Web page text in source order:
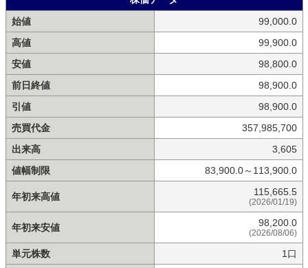
始値
99,000.0
高値
99,900.0
安値
98,800.0
前日終値
98,900.0
引値
98,900.0
売買代金
357,985,700
出来高
3,605
値幅制限
83,900.0～113,900.0
年初来高値 115,665.5
(2026/01/19)
年初来安値 98,200.0
(2026/08/06)
単元株数
1口